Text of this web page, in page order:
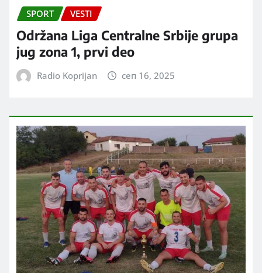
SPORT VESTI
Održana Liga Centralne Srbije grupa
jug zona 1, prvi deo
Radio Koprijan сеп 16, 2025